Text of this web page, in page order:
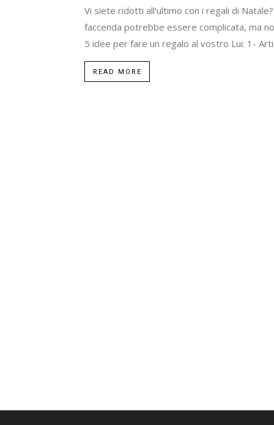
Vi siete ridotti all'ultimo con i regali di
faccenda potrebbe essere complicata, ma
5 idee per fare un regalo al vostro Lui: 1-
READ MORE